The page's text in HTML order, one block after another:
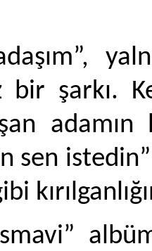
bir şarkı.
adamın
sen